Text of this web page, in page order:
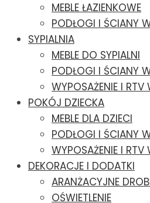
MEBLE ŁAZIENKOWE
PODŁOGI I ŚCIANY
SYPIALNIA
MEBLE DO SYPIALNI
PODŁOGI I ŚCIANY
WYPOSAŻENIE I RTV
POKÓJ DZIECKA
MEBLE DLA DZIECI
PODŁOGI I ŚCIANY
WYPOSAŻENIE I
DEKORACJE I DODATKI
ARANŻACYJNE
OŚWIETLENIE